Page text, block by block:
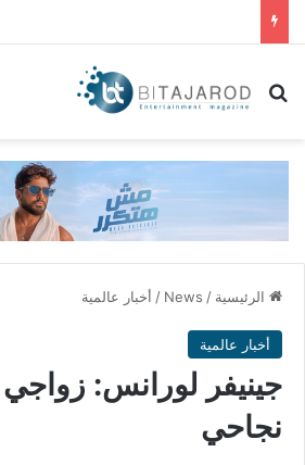
بحث عن
الرئيسية /
News
/ أخبار عالمية
أخبار عالمية
جينيفر لورانس: زواجي
نجاحي